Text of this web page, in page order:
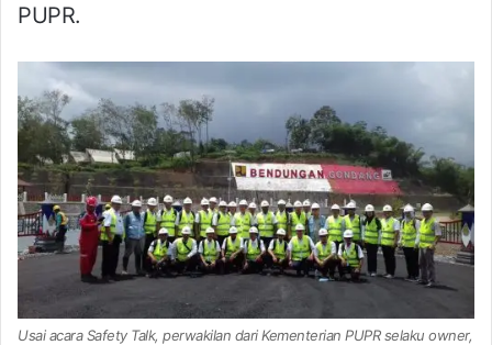
PUPR.
Usai acara Safety Talk, perwakilan dari Kementerian PUPR selaku owner,